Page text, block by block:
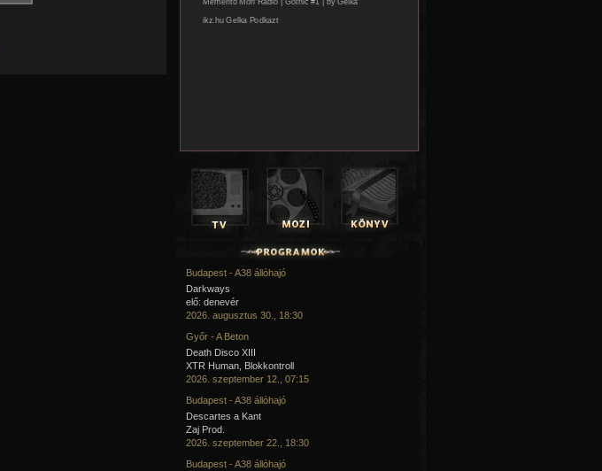
Budapest - A38 állóhajó
Darkways
elő: denevér
2026. augusztus 30., 18:30
Győr - A Beton
Death Disco XIII
XTR Human, Blokkontroll
2026. szeptember 12., 07:15
Budapest - A38 állóhajó
Descartes a Kant
Zaj Prod.
2026. szeptember 22., 18:30
Budapest - A38 állóhajó